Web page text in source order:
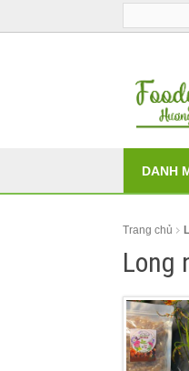
DANH
Trang chủ
Long